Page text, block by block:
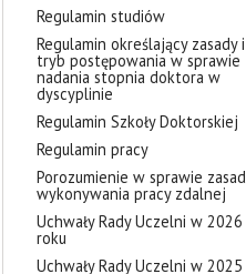
Regulamin studiów
Regulamin określający zasady i
tryb postępowania w sprawie
nadania stopnia doktora w
dyscyplinie
Regulamin Szkoły Doktorskiej
Regulamin pracy
Porozumienie w sprawie zasad
wykonywania pracy zdalnej
Uchwały Rady Uczelni w 2026
roku
Uchwały Rady Uczelni w 2025